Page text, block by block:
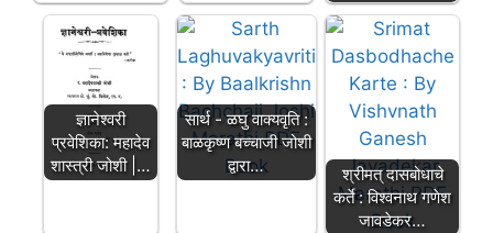
ज्ञानेश्वरी
प्रवेशिका: महादेव
शास्त्री जोशी |…
सार्थ - ळघु वाक्यवृति :
बाळकृष्ण बच्चाजी जोशी
द्वारा…
श्रीमत् दासबोधाचे
कर्ते : विश्वनाथ गणेश
जावडेकर…